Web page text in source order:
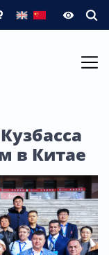
в Китае